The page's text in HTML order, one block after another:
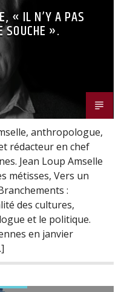
« IL N’Y A PAS
SOUCHE ».
anthropologue,
rédacteur en chef
Jean Loup Amselle
métisses, Vers un
:
des cultures,
et le politique.
en janvier